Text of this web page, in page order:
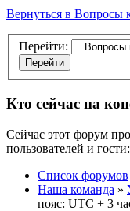
Вернуться в Вопросы
Перейти:
Кто сейчас на
Сейчас этот форум
пользователей и
Список форумов
Наша команда »
пояс: UTC + 3